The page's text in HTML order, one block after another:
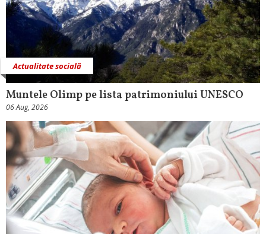
Actualitate socială
Muntele Olimp pe lista patrimoniului UNESCO
06 Aug, 2026